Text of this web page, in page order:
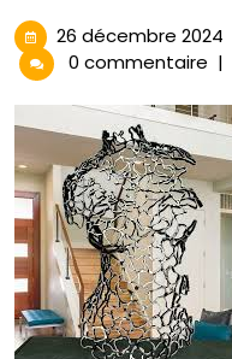
26 décembre 2024
0 commentaire |